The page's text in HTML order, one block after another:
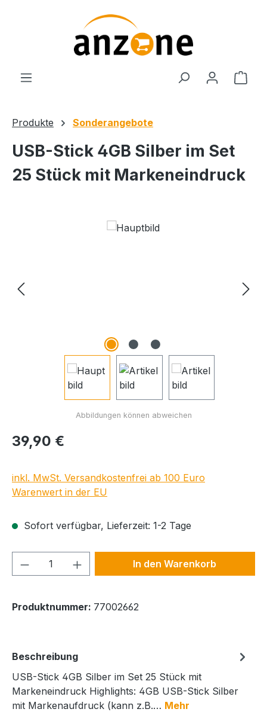
Zum Hauptinhalt springen
Produkte Sonderangebote
USB-Stick 4GB Silber im Set
25 Stück mit Markeneindruck
Bildergalerie überspringen
Regulärer Preis:
39,90 €
inkl. MwSt. Versandkostenfrei ab 100 Euro
Warenwert in der EU
Sofort verfügbar, Lieferzeit: 1-2 Tage
Produkt Anzahl: Gib denIn den Warenkorb
Produktnummer: 77002662
Beschreibung
USB-Stick 4GB Silber im Set 25 Stück mit
Markeneindruck Highlights: 4GB USB-Stick Silber
mit Markenaufdruck (kann z.B.… Mehr